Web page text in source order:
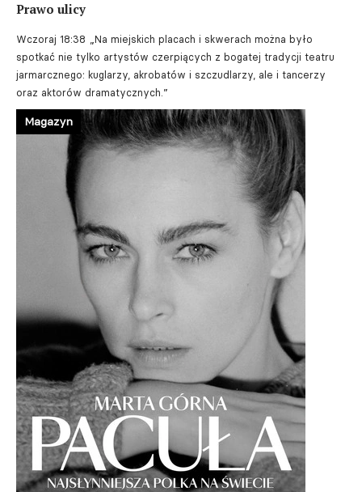
Prawo ulicy
Wczoraj 18:38
„Na miejskich placach i skwerach można było
spotkać nie tylko artystów czerpiących z bogatej tradycji teatru
jarmarcznego: kuglarzy, akrobatów i szczudlarzy, ale i tancerzy
oraz aktorów dramatycznych.”
Magazyn